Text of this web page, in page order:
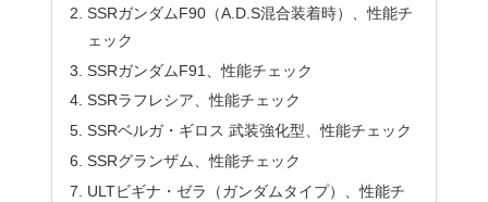
SSRガンダムF90（A.D.S混合装着時）、性能チ
ェック
SSRガンダムF91、性能チェック
SSRラフレシア、性能チェック
SSRベルガ・ギロス 武装強化型、性能チェック
SSRグランザム、性能チェック
ULTビギナ・ゼラ（ガンダムタイプ）、性能チ